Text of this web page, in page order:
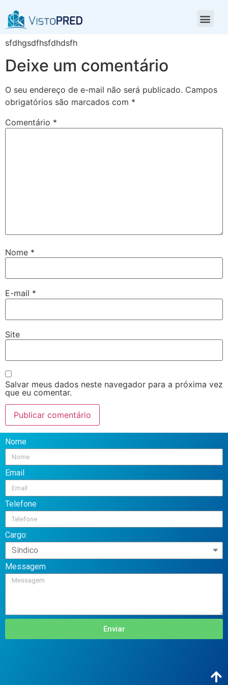
ssfdhsdfhs
sfdhgsdfhsfdhdsfh
Deixe um comentário
O seu endereço de e-mail não será publicado. Campos
obrigatórios são marcados com *
Comentário *
Nome *
E-mail *
Site
Salvar meus dados neste navegador para a próxima vez
que eu comentar.
Nome
Email
Telefone
Cargo:
Messagem
Enviar